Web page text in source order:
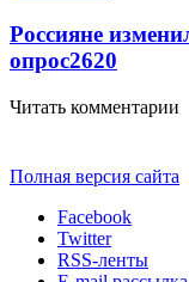
Россияне
опрос2620
Читать комментарии
Полная версия сайта
Facebook
Twitter
RSS-ленты